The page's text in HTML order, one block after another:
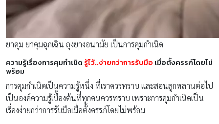
ยาคุม ยาคุมฉุกเฉิน ถุงยางอนามัย เป็นการคุมกำเนิด
ความรู้เรื่องการคุมกำเนิด รู้ไว้..ง่ายกว่าการรับมือ เมื่อตั้งครรภ์โดยไม่
พร้อม
การคุมกำเนิดเป็นความรู้หนึ่ง ที่เราควรทราบ และสอนลูกหลานต่อไป
เป็นองค์ความรู้เบื้องต้นที่ทุกคนควรทราบ เพราะการคุมกำเนิดเป็น
เรื่องง่ายกว่าการรับมือเมื่อตั้งครรภ์โดยไม่พร้อม